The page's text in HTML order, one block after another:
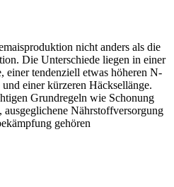
nicht anders als die
Die Unterschiede liegen in einer
einer tendenziell etwas höheren N-
einer kürzeren Häcksellänge.
Grundregeln wie Schonung
ausgeglichene Nährstoffversorgung
gehören